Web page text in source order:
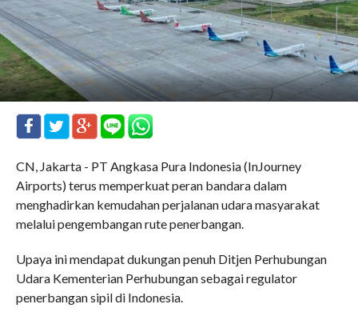
CN, Jakarta - PT Angkasa Pura Indonesia (InJourney
Airports) terus memperkuat peran bandara dalam
menghadirkan kemudahan perjalanan udara masyarakat
melalui pengembangan rute penerbangan.
Upaya ini mendapat dukungan penuh Ditjen Perhubungan
Udara Kementerian Perhubungan sebagai regulator
penerbangan sipil di Indonesia.